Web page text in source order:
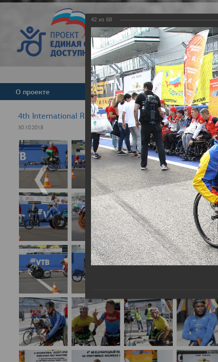
Версия для
О проекте Команда Новости
4th International Rezept-Sport Wheelchair Half
30.10.2018
42 из 68